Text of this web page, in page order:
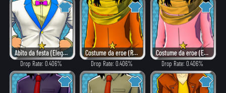
Abito da festa (Elegante)
Drop Rate: 0.406%
Costume da eroe (Rovente)
Drop Rate: 0.406%
Costume da eroe (Elegante)
Drop Rate: 0.406%